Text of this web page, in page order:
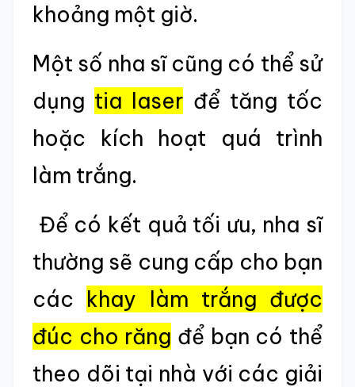
khoảng một giờ.
Một số nha sĩ cũng có thể sử
dụng tia laser để tăng tốc
hoặc kích hoạt quá trình
làm trắng.
Để có kết quả tối ưu, nha sĩ
thường sẽ cung cấp cho bạn
các khay làm trắng được
đúc cho răng để bạn có thể
theo dõi tại nhà với các giải